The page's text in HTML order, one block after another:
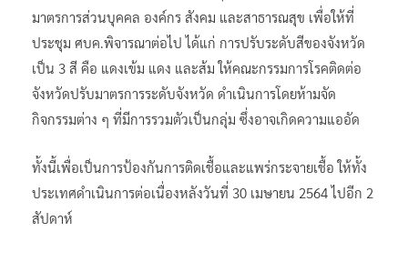
มาตรการส่วนบุคคล องค์กร สังคม และสาธารณสุข เพื่อให้ที่
ประชุม ศบค.พิจารณาต่อไป ได้แก่ การปรับระดับสีของจังหวัด
เป็น 3 สี คือ แดงเข้ม แดง และส้ม ให้คณะกรรมการโรคติดต่อ
จังหวัดปรับมาตรการระดับจังหวัด ดำเนินการโดยห้ามจัด
กิจกรรมต่าง ๆ ที่มีการรวมตัวเป็นกลุ่ม ซึ่งอาจเกิดความแออัด
ทั้งนี้เพื่อเป็นการป้องกันการติดเชื้อและแพร่กระจายเชื้อ ให้ทั้ง
ประเทศดำเนินการต่อเนื่องหลังวันที่ 30 เมษายน 2564 ไปอีก 2
สัปดาห์